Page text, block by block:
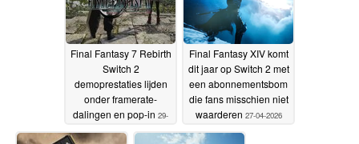
Final Fantasy 7 Rebirth
Switch 2
demoprestaties lijden
onder framerate-
dalingen en pop-in 29-
04-2026
Final Fantasy XIV komt
dit jaar op Switch 2 met
een abonnementsbom
die fans misschien niet
waarderen 27-04-2026